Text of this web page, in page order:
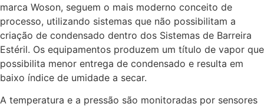
marca Woson, seguem o mais moderno conceito de
processo, utilizando sistemas que não possibilitam a
criação de condensado dentro dos Sistemas de Barreira
Estéril. Os equipamentos produzem um título de vapor que
possibilita menor entrega de condensado e resulta em
baixo índice de umidade a secar.
A temperatura e a pressão são monitoradas por sensores